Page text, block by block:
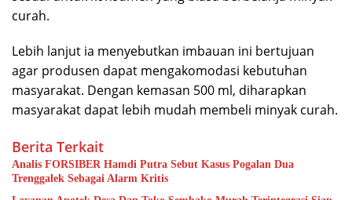
curah.
Lebih lanjut ia menyebutkan imbauan ini bertujuan
agar produsen dapat mengakomodasi kebutuhan
masyarakat. Dengan kemasan 500 ml, diharapkan
masyarakat dapat lebih mudah membeli minyak curah.
Berita Terkait
Analis FORSIBER Hamdi Putra Sebut Kasus Pogalan Dua
Trenggalek Sebagai Alarm Kritis